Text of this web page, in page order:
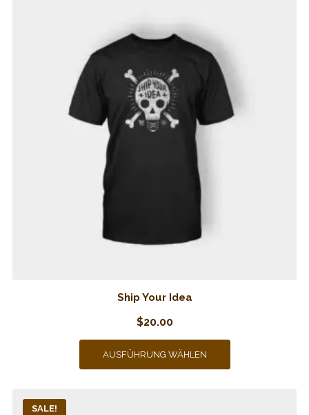
Ship Your Idea
$20.00
AUSFÜHRUNG WÄHLEN
SALE!